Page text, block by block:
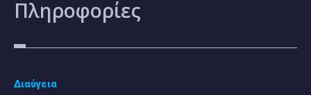
Πληροφορίες
Διαύγεια